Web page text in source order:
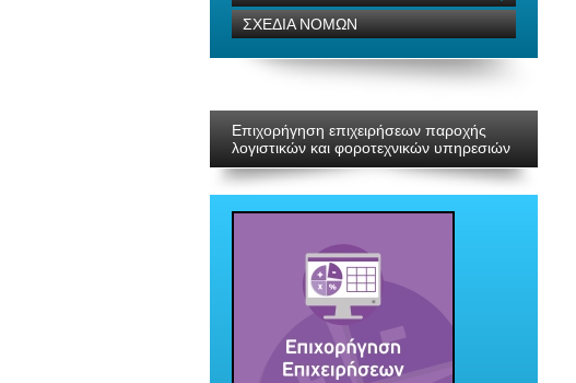
ΣΧΕΔΙΑ ΝΟΜΩΝ
Επιχορήγηση επιχειρήσεων παροχής
λογιστικών και φοροτεχνικών υπηρεσιών